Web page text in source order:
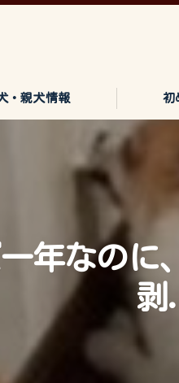
・親犬情報 初
年なの